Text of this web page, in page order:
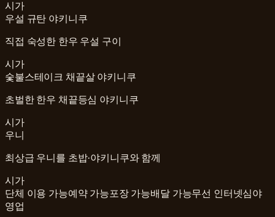
시가
우설 규탄 야키니쿠
직접 숙성한 한우 우설 구이
시가
숯불스테이크 채끝살 야키니쿠
초벌한 한우 채끝등심 야키니쿠
시가
우니
최상급 우니를 초밥·야키니쿠와 함께
시가
단체 이용 가능예약 가능포장 가능배달 가능무선 인터넷심야
영업